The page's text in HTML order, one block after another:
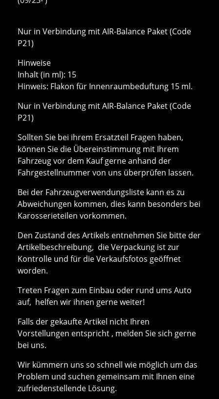
Nur in Verbindung mit AIR-Balance Paket (Code
P21)
Hinweise
Inhalt (in ml): 15
Hinweis: Flakon für Innenraumbeduftung 15 ml.
Nur in Verbindung mit AIR-Balance Paket (Code
P21)
Sollten Sie bei ihrem Ersatzteil Fragen haben,
können Sie die Übereinstimmung mit Ihrem
Fahrzeug vor dem Kauf gerne anhand der
Fahrgestellnummer von uns überprüfen lassen.
Bei der Fahrzeugverwendungsliste kann es zu
Abweichungen kommen, dies kann besonders bei
Karosserieteilen vorkommen.
Den Zustand des Artikels entnehmen Sie bitte der
Artikelbeschreibung, die Verpackung ist zur
Kontrolle und für die Verkaufsfotos geöffnet
worden.
Treten Fragen zum Einbau oder rund ums Auto
auf, helfen wir ihnen gerne weiter!
Falls der gekaufte Artikel nicht Ihren
Vorstellungen entspricht , melden Sie sich gerne
bei uns.
Wir kümmern uns so schnell wie möglich um das
Problem und suchen gemeinsam mit Ihnen eine
zufriedenstellende Lösung.